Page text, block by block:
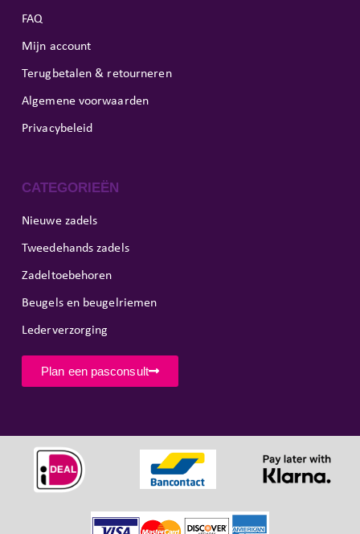
FAQ
Mijn account
Terugbetalen & retourneren
Algemene voorwaarden
Privacybeleid
CATEGORIEËN
Nieuwe zadels
Tweedehands zadels
Zadeltoebehoren
Beugels en beugelriemen
Lederverzorging
Plan een pasconsult